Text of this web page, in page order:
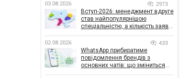
03.08.2026 2973
Вступ-2026: менеджмент вдруге
став найпопулярнішою
спеціальністю, а кількість заяв
02.08.2026 433
WhatsApp прибиратиме
повідомлення брендів з
основних чатів: що зміниться